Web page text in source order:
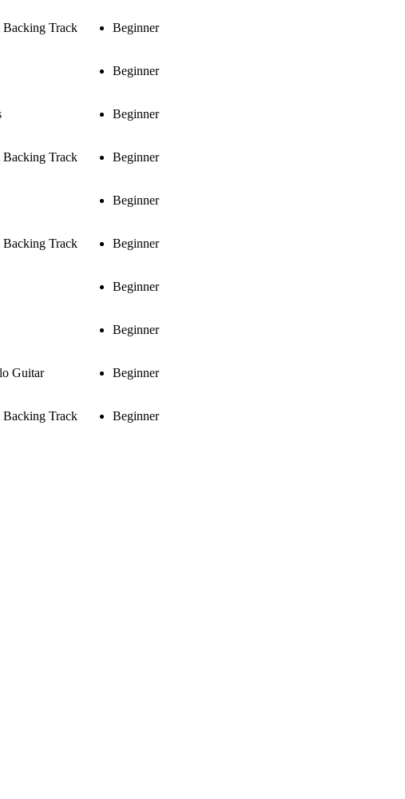
Backing Track Beginner
Beginner
Beginner
Backing Track Beginner
Beginner
Backing Track Beginner
Beginner
Beginner
Guitar Beginner
Backing Track Beginner